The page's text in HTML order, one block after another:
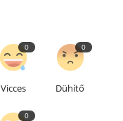
0
Vicces
0
Dühítő
0